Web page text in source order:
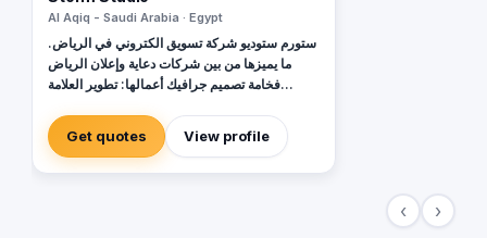
Al Aqiq - Saudi Arabia · Egypt
ستورم ستوديو شركة تسويق الكتروني في الرياض.
ما يميزها من بين شركات دعاية وإعلان الرياض
فخامة تصميم جرافيك أعمالها: تطوير العلامة
شركة، و إحدى أفضل شركات تصميم مواقع
الكترونية في السعودية. الإبداع في تصوير منتجات
احترافي، وتعد من أفضل شركات إدارة حسابات
Get quotes View profile
‹ ›